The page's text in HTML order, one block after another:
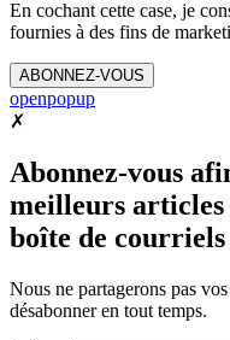
En cochant cette case, je
fournies à des fins de
ABONNEZ-VOUS
openpopup
✗
Abonnez-vous
meilleurs
boîte de courriels
Nous ne partagerons pas
désabonner en tout temps.